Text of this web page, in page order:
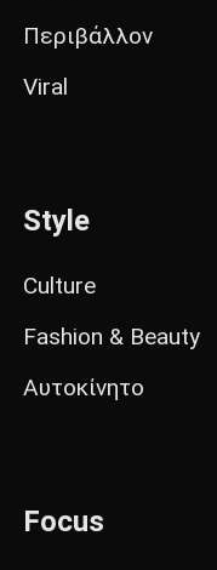
Περιβάλλον
Viral
Style
Culture
Fashion & Beauty
Αυτοκίνητο
Focus